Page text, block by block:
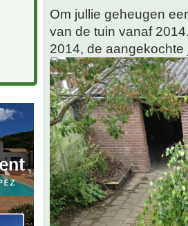
Om jullie geheugen
van de tuin vanaf
2014, de aangekochte